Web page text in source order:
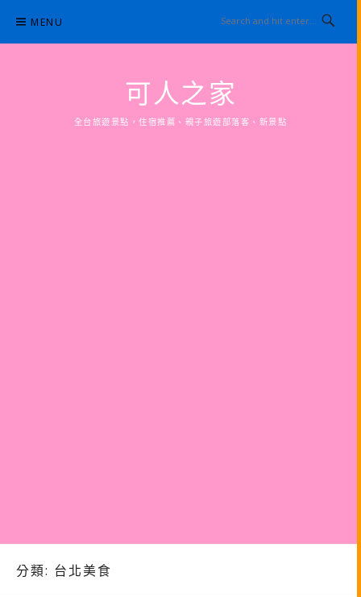
content
MENU
可人之家
全台旅遊景點，住宿推薦、親子旅遊部落客、新景點
分類: 台北美食